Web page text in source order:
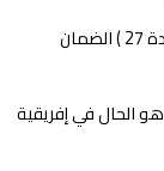
حق الصحــة ( مادة 24) مستوى معيشة مقبول ( مادة 27 ) الضمان
الحال في إفريقية